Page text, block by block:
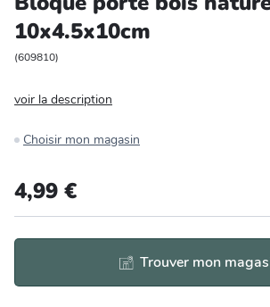
Bricolage et auto
Jardin et plein air
10x4.5x10cm
(609810)
voir la description
Choisir mon magasin
4,99 €
Trouver mon